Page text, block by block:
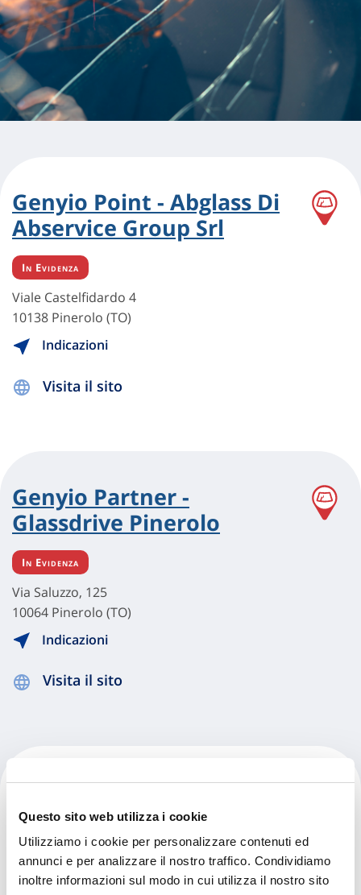
Questo sito web utilizza i cookie
Utilizziamo i cookie per personalizzare contenuti ed
annunci e per analizzare il nostro traffico. Condividiamo
inoltre informazioni sul modo in cui utilizza il nostro sito
Genyio Point - Abglass Di
Abservice Group Srl
In Evidenza
Viale Castelfidardo 4
10138 Pinerolo (TO)
Indicazioni
Visita il sito
Genyio Partner -
Glassdrive Pinerolo
In Evidenza
Via Saluzzo, 125
10064 Pinerolo (TO)
Indicazioni
Visita il sito
Carglass - Pinerolo
Via Giustetto, 7
10064 Pinerolo (TO)